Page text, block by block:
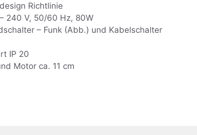
Richtlinie
240 V, 50/60 Hz, 80W
– Funk (Abb.) und Kabelschalter
IP 20
Motor ca. 11 cm